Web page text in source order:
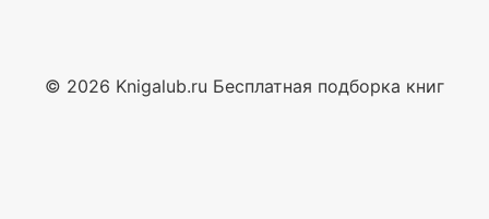
© 2026 Knigalub.ru Бесплатная подборка книг